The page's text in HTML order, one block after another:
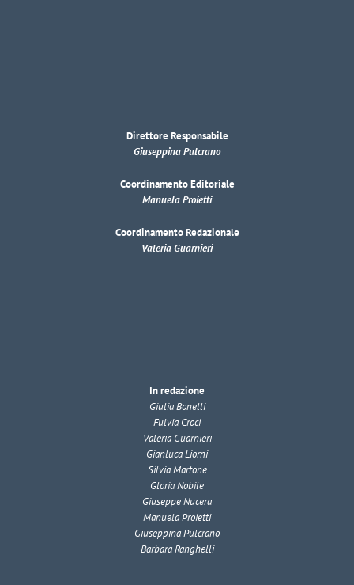
Direttore Responsabile
Giuseppina Pulcrano
Coordinamento Editoriale
Manuela Proietti
Coordinamento Redazionale
Valeria Guarnieri
In redazione
Giulia Bonelli
Fulvia Croci
Valeria Guarnieri
Gianluca Liorni
Silvia Martone
Gloria Nobile
Giuseppe Nucera
Manuela Proietti
Giuseppina Pulcrano
Barbara Ranghelli